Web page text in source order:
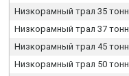
Низкорамный трал 35 тонн
Низкорамный трал 37 тонн
Низкорамный трал 45 тонн
Низкорамный трал 50 тонн